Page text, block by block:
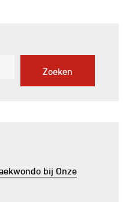
Zoeken
bij Onze